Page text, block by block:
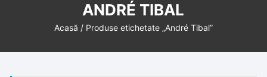
ANDRÉ TIBAL
Acasă / Produse etichetate „André Tibal”